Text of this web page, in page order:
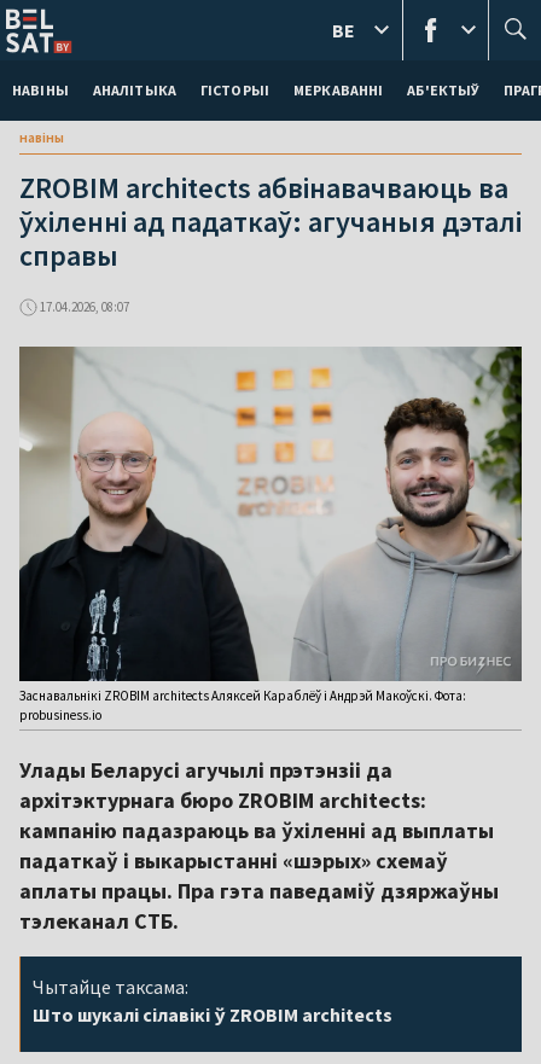
НАВІНЫ АНАЛІТЫКА ГІСТОРЫІ МЕРКАВАННI АБ'ЕКТЫЎ
BE
навіны
ZROBIM architects абвінавачваюць ва
ўхіленні ад падаткаў: агучаныя дэталі
справы
17.04.2026, 08:07
Заснавальнікі ZROBIM architects Аляксей Караблёў і Андрэй Макоўскі. Фота:
probusiness.io
Улады Беларусі агучылі прэтэнзіі да
архітэктурнага бюро ZROBIM architects:
кампанію падазраюць ва ўхіленні ад выплаты
падаткаў і выкарыстанні «шэрых» схемаў
аплаты працы. Пра гэта паведаміў дзяржаўны
тэлеканал СТБ.
Чытайце таксама:
Што шукалі сілавікі ў ZROBIM architects